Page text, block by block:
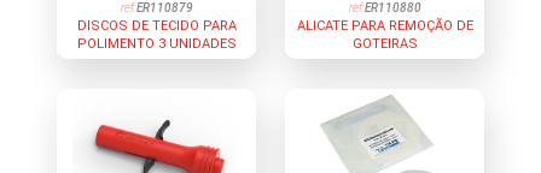
ref:ER110879
DISCOS DE TECIDO PARA
POLIMENTO 3 UNIDADES
ref:ER110880
ALICATE PARA REMOÇÃO DE
GOTEIRAS